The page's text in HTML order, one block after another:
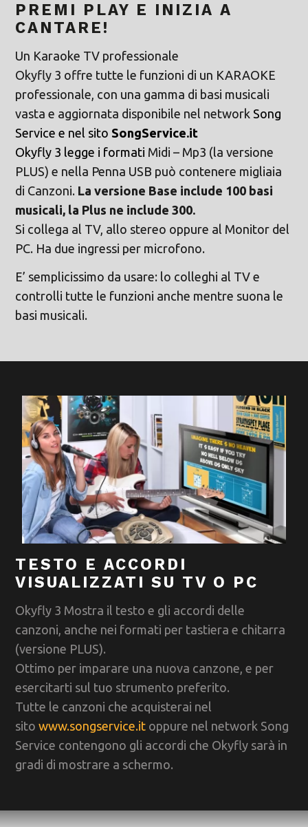
PREMI PLAY E INIZIA A
CANTARE!
Un Karaoke TV professionale
Okyfly 3 offre tutte le funzioni di un KARAOKE
professionale, con una gamma di basi musicali
vasta e aggiornata disponibile nel network Song
Service e nel sito SongService.it
Okyfly 3 legge i formati Midi – Mp3 (la versione
PLUS) e nella Penna USB può contenere migliaia
di Canzoni. La versione Base include 100 basi
musicali, la Plus ne include 300.
Si collega al TV, allo stereo oppure al Monitor del
PC. Ha due ingressi per microfono.
E’ semplicissimo da usare: lo colleghi al TV e
controlli tutte le funzioni anche mentre suona le
basi musicali.
TESTO E ACCORDI
VISUALIZZATI SU TV O PC
Okyfly 3 Mostra il testo e gli accordi delle
canzoni, anche nei formati per tastiera e chitarra
(versione PLUS).
Ottimo per imparare una nuova canzone, e per
esercitarti sul tuo strumento preferito.
Tutte le canzoni che acquisterai nel
sitowww.songservice.it oppure nel network Song
Service contengono gli accordi che Okyfly sarà in
gradi di mostrare a schermo.